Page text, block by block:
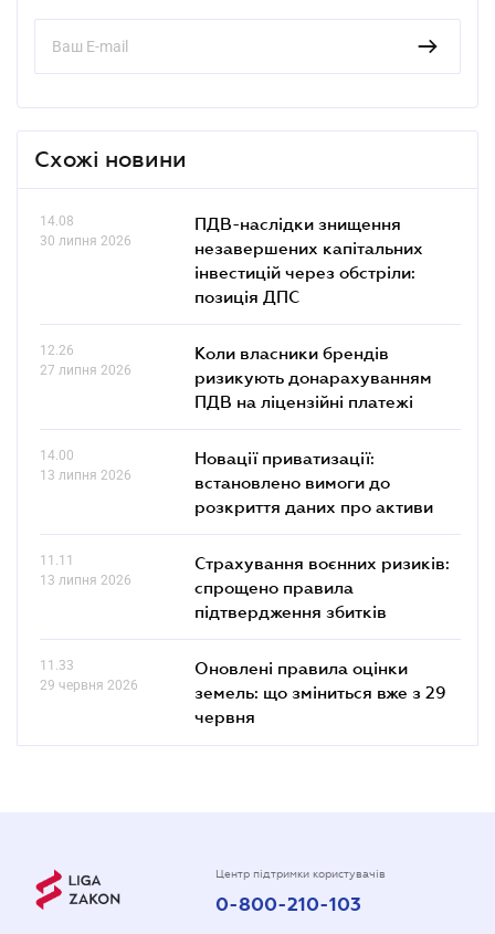
Схожі новини
14.08
30 липня 2026
ПДВ-наслідки знищення
незавершених капітальних
інвестицій через обстріли:
позиція ДПС
12.26
27 липня 2026
Коли власники брендів
ризикують донарахуванням
ПДВ на ліцензійні платежі
14.00
13 липня 2026
Новації приватизації:
встановлено вимоги до
розкриття даних про активи
11.11
13 липня 2026
Страхування воєнних ризиків:
спрощено правила
підтвердження збитків
11.33
29 червня 2026
Оновлені правила оцінки
земель: що зміниться вже з 29
червня
Центр підтримки користувачів
0-800-210-103